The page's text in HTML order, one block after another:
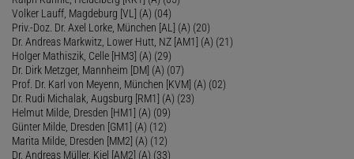
Volker Lauff, Magdeburg [VL] (A) (04)
Priv.-Doz. Dr. Axel Lorke, München [AL] (A) (20)
Dr. Andreas Markwitz, Lower Hutt, NZ [AM1] (A) (21)
Holger Mathiszik, Celle [HM3] (A) (29)
Dr. Dirk Metzger, Mannheim [DM] (A) (07)
Prof. Dr. Karl von Meyenn, München [KVM] (A) (02)
Dr. Rudi Michalak, Augsburg [RM1] (A) (23)
Helmut Milde, Dresden [HM1] (A) (09)
Günter Milde, Dresden [GM1] (A) (12)
Marita Milde, Dresden [MM2] (A) (12)
Dr. Andreas Müller, Kiel [AM2] (A) (33)